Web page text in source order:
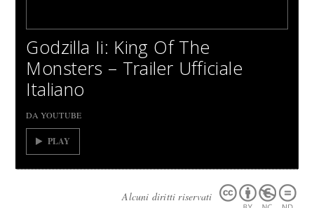
Godzilla Ii: King Of The
Monsters – Trailer Ufficiale
Italiano
DA YOUTUBE
PLAY
Alcuni diritti riservati